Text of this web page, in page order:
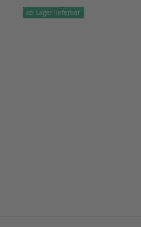
ab Lager lieferbar